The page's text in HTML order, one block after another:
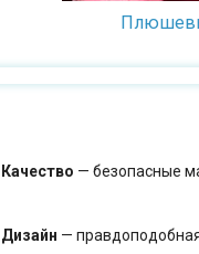
Качество — безопасные
Дизайн —